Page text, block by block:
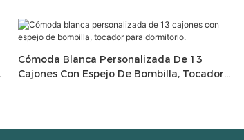
Cómoda Blanca Personalizada De 13
Cajones Con Espejo De Bombilla, Tocador